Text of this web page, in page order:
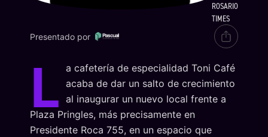
ROSARIO
TIMES
Presentado por
L a cafetería de especialidad Toni Café
acaba de dar un salto de crecimiento
al inaugurar un nuevo local frente a
Plaza Pringles, más precisamente en
Presidente Roca 755, en un espacio que